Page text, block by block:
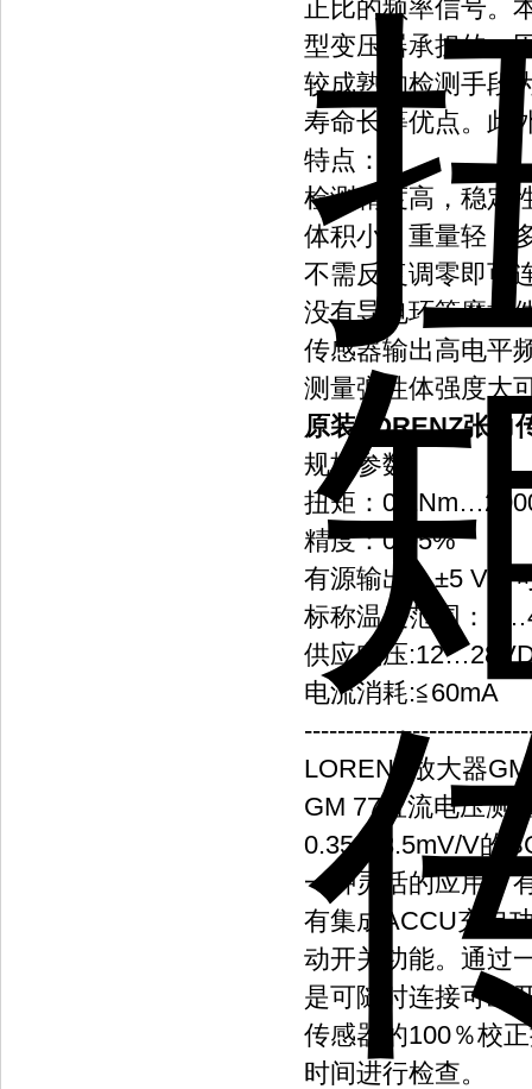
正比的频率信号。
型变压器承担的。
较成熟的检测手段
寿命长等优点。此
特点：
检测精度高，稳定
体积小，重量轻，
不需反复调零即可
没有导电环等磨损
传感器输出高电平
测量弹性体强度大
原装LORENZ张力
规格参数
扭矩：
精度：0.05%
有源输出：±5 V（
标称温度范围：
供应电压
电流消耗:≦60mA
LORENZ放大器
GM 77直流电压测
0.35…3.5mV/V的
一种灵活的应用，
有集成ACCU充电
动开关功能。通过
是可随时连接可断
传感器的100％校
时间进行检查。